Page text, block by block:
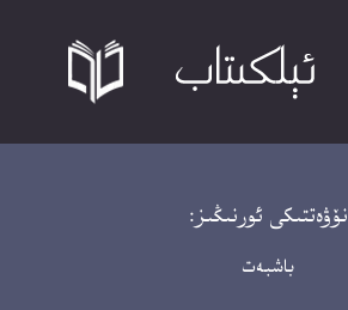
نۆۋەتتىكى ئورنىڭىز:
باشبەت